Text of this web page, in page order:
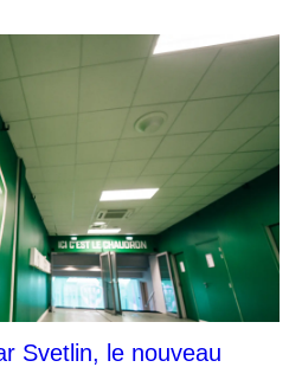
Svetlin, le nouveau